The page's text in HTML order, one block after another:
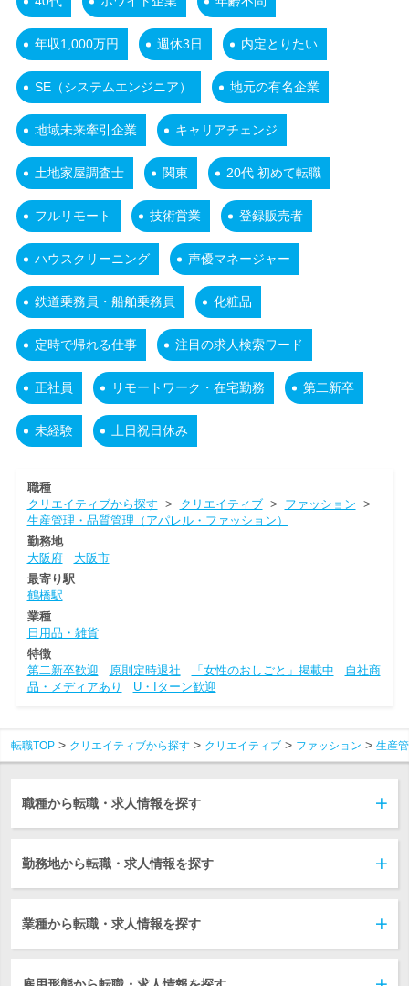
年収1,000万円 週休3日 内定とりたい
SE（システムエンジニア） 地元の有名企業
地域未来牽引企業 キャリアチェンジ
土地家屋調査士 関東 20代 初めて転職
フルリモート 技術営業 登録販売者
ハウスクリーニング 声優マネージャー
鉄道乗務員・船舶乗務員 化粧品
定時で帰れる仕事 注目の求人検索ワード
正社員 リモートワーク・在宅勤務 第二新卒
未経験 土日祝日休み
職種
クリエイティブから探す > クリエイティブ> ファッション >
生産管理・品質管理（アパレル・ファッション）
勤務地
大阪府
大阪市
最寄り駅
鶴橋駅
業種
日用品・雑貨
特徴
第二新卒歓迎
原則定時退社 「女性のおしごと」掲載中
自社商
品・メディアあり
U・Iターン歓迎
転職TOP クリエイティブから探す クリエイティブ ファッション 生産
職種から転職・求人情報を探す
勤務地から転職・求人情報を探す
業種から転職・求人情報を探す